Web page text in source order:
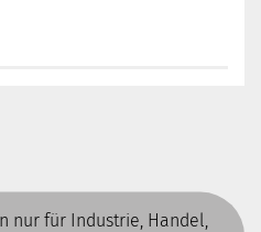
nur für Industrie, Handel,